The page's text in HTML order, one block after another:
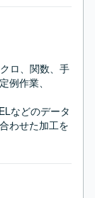
ロ、関数、手
例作業、
などのデータ
わせた加工を